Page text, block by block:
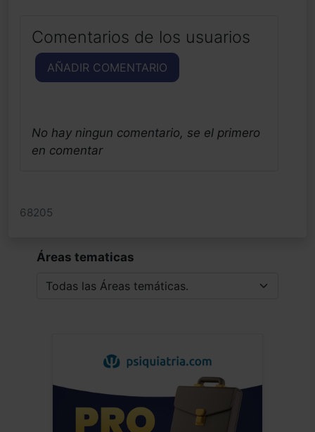
Comentarios de los usuarios
AÑADIR COMENTARIO
No hay ningun comentario, se el primero
en comentar
68205
Áreas tematicas